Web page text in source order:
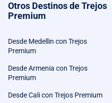
Otros Destinos de Trejos
Premium
Desde Medellin con Trejos
Premium
Desde Armenia con Trejos
Premium
Desde Cali con Trejos Premium